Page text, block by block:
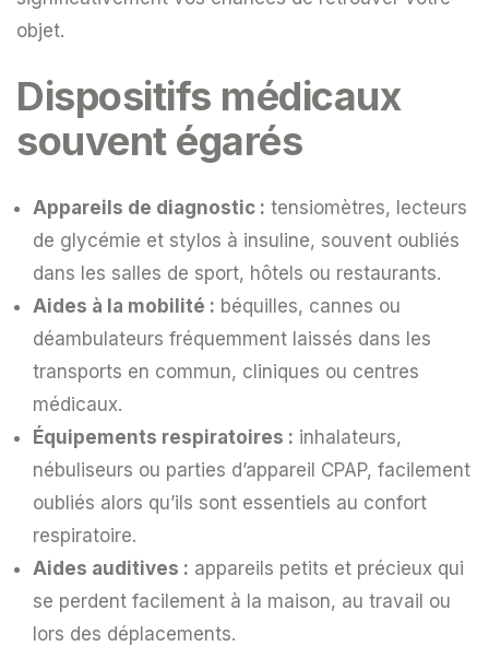
objet.
Dispositifs médicaux
souvent égarés
Appareils de diagnostic : tensiomètres, lecteurs
de glycémie et stylos à insuline, souvent oubliés
dans les salles de sport, hôtels ou restaurants.
Aides à la mobilité : béquilles, cannes ou
déambulateurs fréquemment laissés dans les
transports en commun, cliniques ou centres
médicaux.
Équipements respiratoires : inhalateurs,
nébuliseurs ou parties d’appareil CPAP, facilement
oubliés alors qu’ils sont essentiels au confort
respiratoire.
Aides auditives : appareils petits et précieux qui
se perdent facilement à la maison, au travail ou
lors des déplacements.